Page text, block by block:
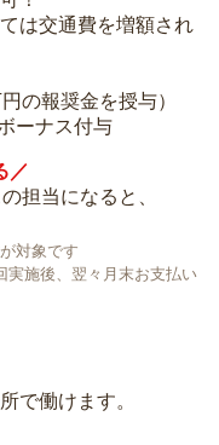
は交通費を増額され
の報奨金を授与）
ーナス付与
／
担当になると、
対象です
実施後、翌々月末お支払い
で働けます。